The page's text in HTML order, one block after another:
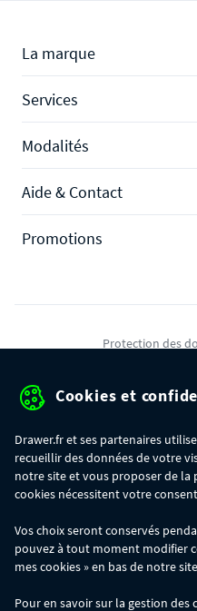
La marque
Services
Modalités
Aide & Contact
Promotions
Protection des
Gérer
commande :
- 30€ sur votre commande dès 300€
- 50€ sur votre commande dès 500€
Les codes BIKINI30, BIKINI50 et
Cookies et
Drawer.fr et ses partenaires
recueillir des données de votre
notre site et vous proposer de la
cookies nécessitent votre
Vos choix seront conservés
pouvez à tout moment modifier
mes cookies » en bas de notre
Pour en savoir sur la gestion des